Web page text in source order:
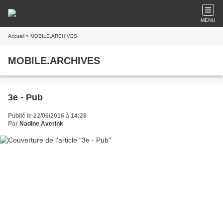
MENU
Accueil » MOBILE.ARCHIVES
MOBILE.ARCHIVES
3e - Pub
Publié le 22/06/2016 à 14:28
Par Nadine Averink